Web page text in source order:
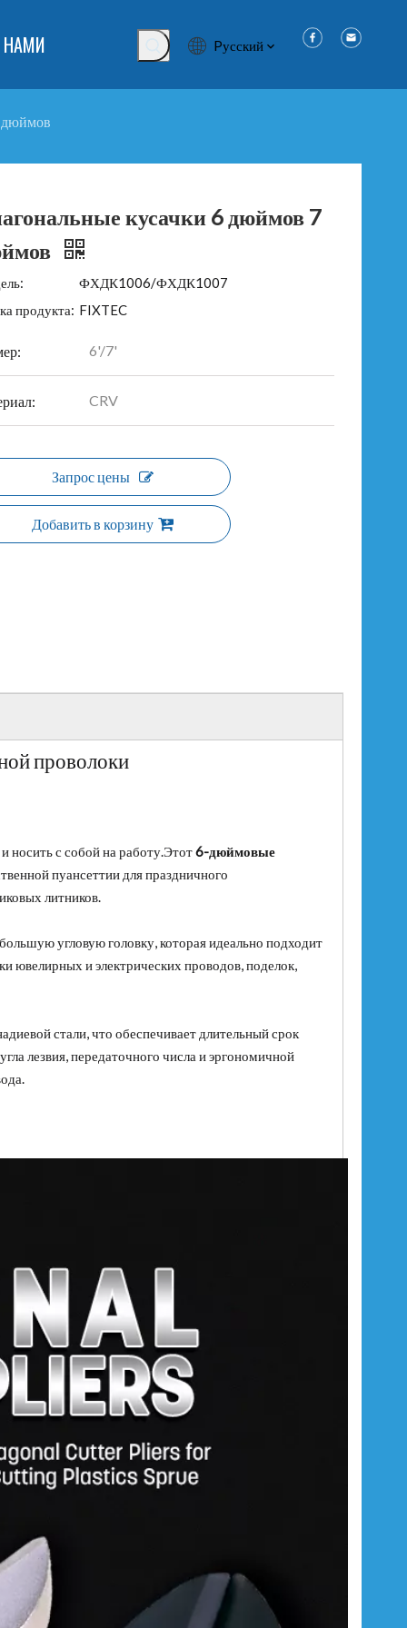
НАМИ Pусский
дюймов
кусачки 6 дюймов 7
ФХДК1006/ФХДК1007
продукта: FIXTEC
6'/7'
CRV
Запрос цены
Добавить в корзину
проволоки
носить с собой на работу.Этот6-дюймовые
пуансеттии для праздничного
литников.
угловую головку, которая идеально подходит
ювелирных и электрических проводов, поделок,
стали, что обеспечивает длительный срок
лезвия, передаточного числа и эргономичной